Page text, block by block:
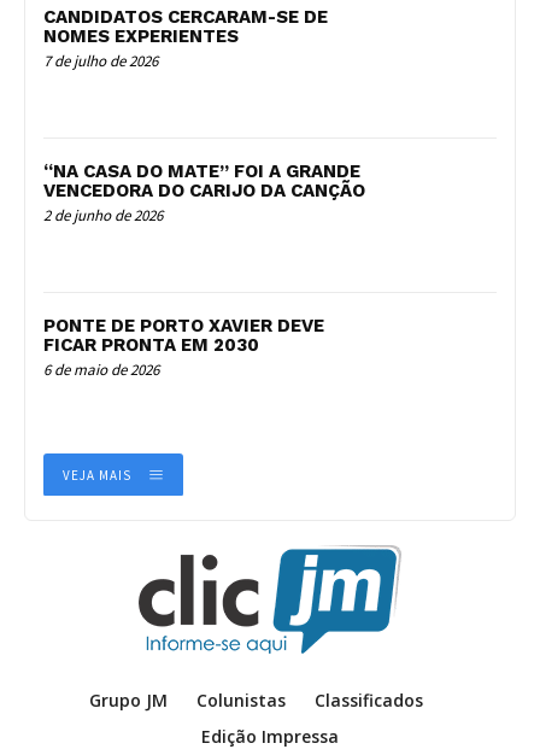
CANDIDATOS CERCARAM-SE DE
NOMES EXPERIENTES
7 de julho de 2026
“NA CASA DO MATE” FOI A GRANDE
VENCEDORA DO CARIJO DA CANÇÃO
2 de junho de 2026
PONTE DE PORTO XAVIER DEVE
FICAR PRONTA EM 2030
6 de maio de 2026
VEJA MAIS
Grupo JM Colunistas
Classificados
Edição Impressa